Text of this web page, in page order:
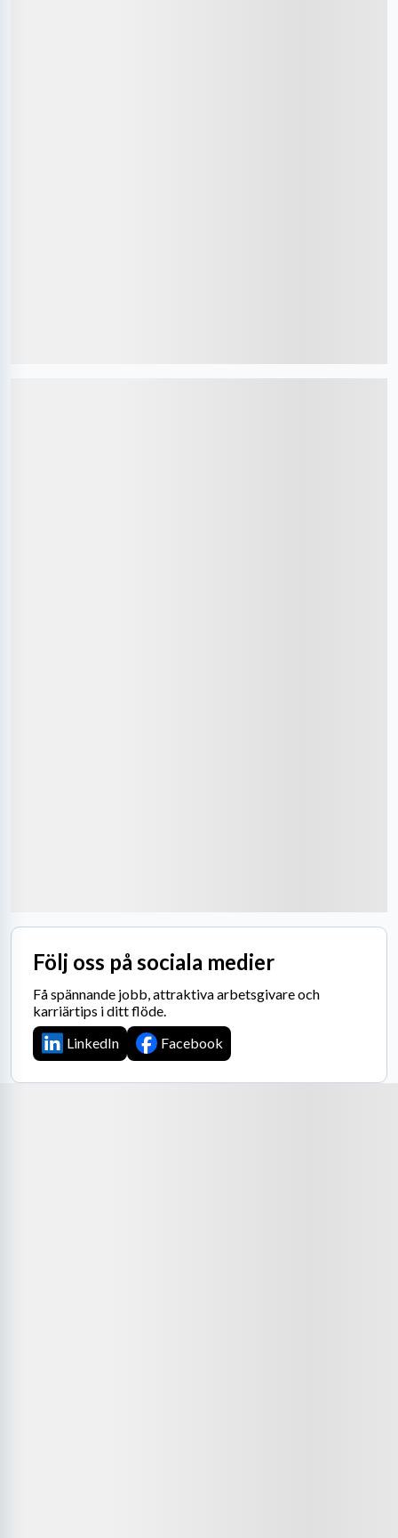
Följ oss på sociala medier
Få spännande jobb, attraktiva arbetsgivare och
karriärtips i ditt flöde.
LinkedIn
Facebook